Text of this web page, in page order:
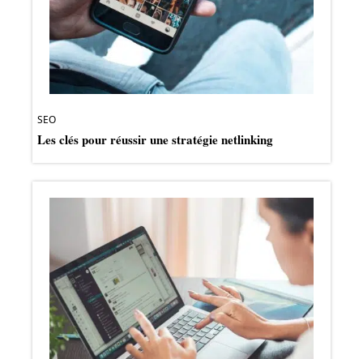
SEO
Les clés pour réussir une stratégie netlinking